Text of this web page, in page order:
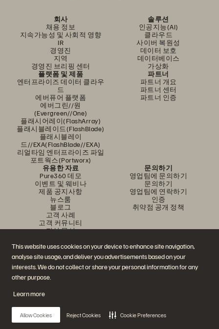
This website uses cookies on your device to enhance site navigation,
analyse site usage, and deliver you advertisements based on your
interests. We do not collect or share your personal information for any
other purpose.
Learn more
Allow Cookies Reject Cookies Cookie Preferences
회사
채용 정보
지속가능성 및 사회적 영향
IR
경영진
지역
경영진 브리핑 센터
솔루션
인공지능(AI)
클라우드
사이버 복원성
데이터 보호
데이터베이스
가상화
플랫폼 및 제품
엔터프라이즈 데이터 클라우
드
에버퓨어 플랫폼
에버그린//원
(Evergreen//One)
플래시어레이(FlashArray)
플래시블레이드(FlashBlade)
플래시블레이
드//EXA(FlashBlade//EXA)
리얼타임 엔터프라이즈 파일
포트웍스(Portworx)
파트너
파트너 개요
파트너 센터
파트너 인증
유용한 자료
Pure360 데모
이벤트 및 웨비나
제품 공지사항
뉴스룸
블로그
고객 사례
고객 커뮤니티
지식 문서
문의하기
영업팀에 문의하기
문의하기
영업팀에 연락하기
인증
취약점 공개 정책
문의하기
에버퓨어(Everpure) 공식 소셜미디어 팔로우하기
© 2026 Everpure, Inc. All rights reserved.
개인정보 보호 정책웹사이트 약관법적 정보트러스트 센터